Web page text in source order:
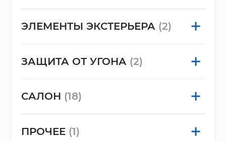
ЭЛЕМЕНТЫ ЭКСТЕРЬЕРА (2)
ЗАЩИТА ОТ УГОНА (2)
САЛОН (18)
ПРОЧЕЕ (1)